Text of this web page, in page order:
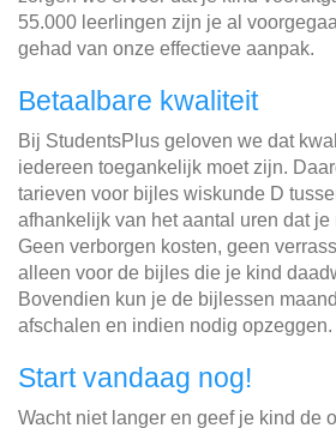
55.000 leerlingen zijn je al
gehad van onze effectieve aanpak.
Betaalbare kwaliteit
Bij StudentsPlus geloven we dat
iedereen toegankelijk moet zijn.
tarieven voor bijles wiskunde D
afhankelijk van het aantal uren dat
Geen verborgen kosten, geen
alleen voor de bijles die je kind
Bovendien kun je de bijlessen
afschalen en indien nodig opzeggen.
Start vandaag nog!
Wacht niet langer en geef je kind de